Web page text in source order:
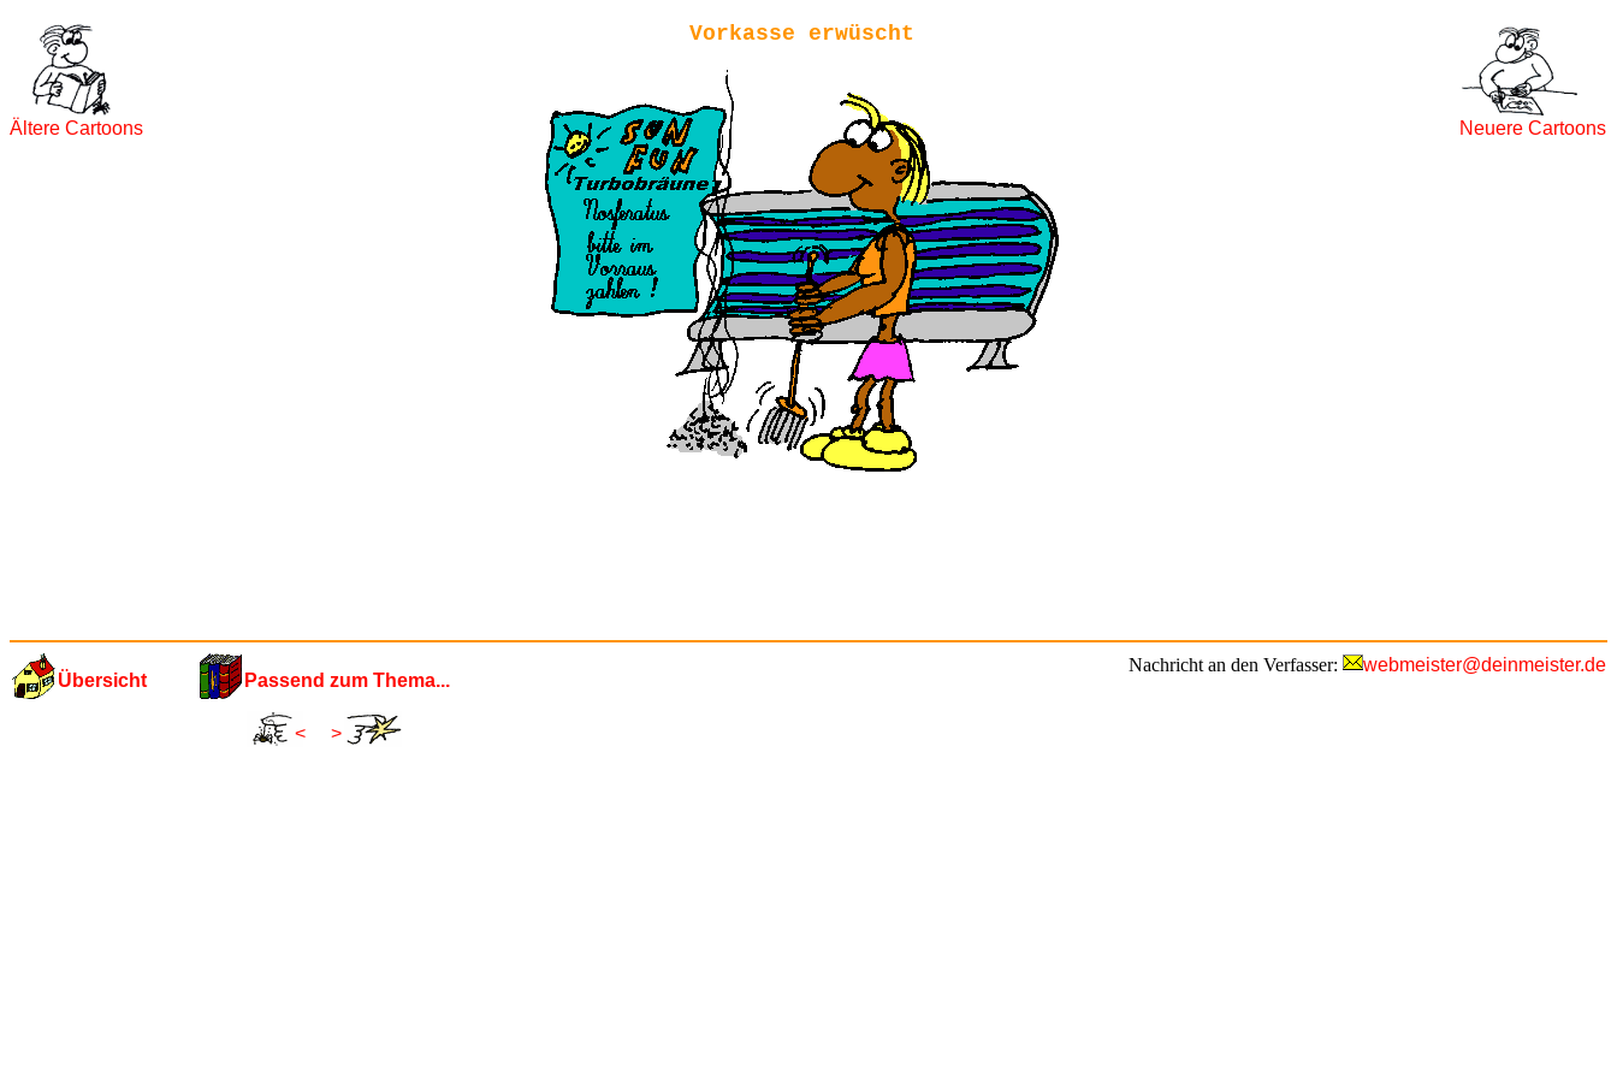
Ältere Cartoons Neuere Cartoons
Vorkasse erwüscht
Nachricht an den Verfasser: webmeister@deinmeister.de
Übersicht Passend zum Thema...
< >